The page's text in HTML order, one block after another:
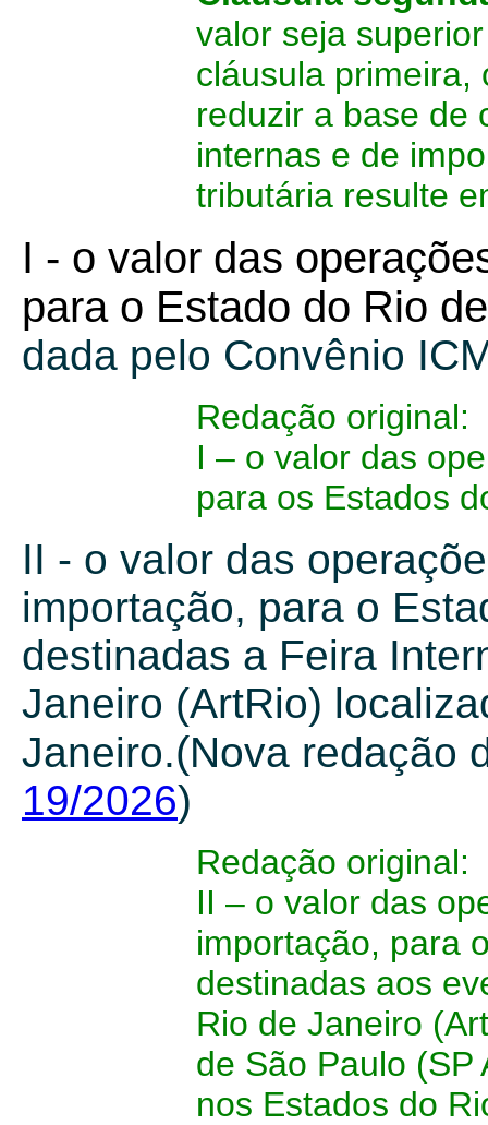
valor seja
cláusula primeira,
reduzir a base de
internas e de
tributária resulte
I - o valor das
para o Estado do Rio
dada pelo Convênio
Redação original:
I – o valor das
para os Estados
II - o valor das
importação, para o
destinadas a Feira
Janeiro (ArtRio)
Janeiro.(Nova redação
19/2026)
Redação original:
II – o valor das
importação, para
destinadas aos
Rio de Janeiro
de São Paulo
nos Estados do